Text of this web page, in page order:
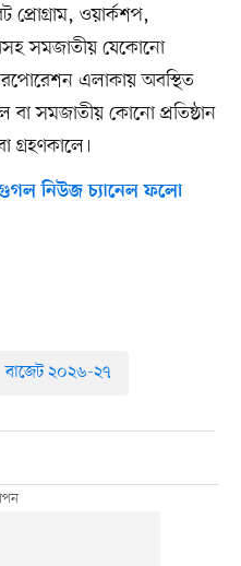
ওয়ার্কশপ,
সমজাতীয় যেকোনো
এলাকায় অবস্থিত
সমজাতীয় কোনো প্রতিষ্ঠান
গ্রহণকালে।
নিউজ চ্যানেল ফলো
বাজেট ২০২৬-২৭